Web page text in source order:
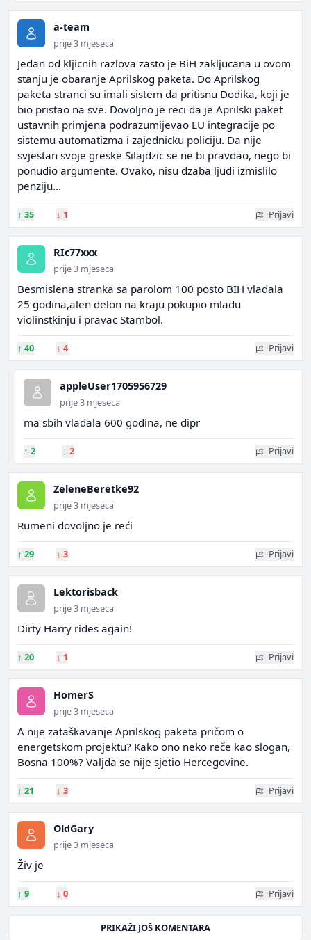
a-team
prije 3 mjeseca
Jedan od kljicnih razlova zasto je BiH zakljucana u ovom
stanju je obaranje Aprilskog paketa. Do Aprilskog
paketa stranci su imali sistem da pritisnu Dodika, koji je
bio pristao na sve. Dovoljno je reci da je Aprilski paket
ustavnih primjena podrazumijevao EU integracije po
sistemu automatizma i zajednicku policiju. Da nije
svjestan svoje greske Silajdzic se ne bi pravdao, nego bi
ponudio argumente. Ovako, nisu dzaba ljudi izmislilo
penziju...
↑ 35 ↓ 1 Prijavi
RIc77xxx
prije 3 mjeseca
Besmislena stranka sa parolom 100 posto BIH vladala
25 godina,alen delon na kraju pokupio mladu
violinstkinju i pravac Stambol.
↑ 40 ↓ 4 Prijavi
appleUser1705956729
prije 3 mjeseca
ma sbih vladala 600 godina, ne dipr
↑ 2 ↓ 2 Prijavi
ZeleneBeretke92
prije 3 mjeseca
Rumeni dovoljno je reći
↑ 29 ↓ 3 Prijavi
Lektorisback
prije 3 mjeseca
Dirty Harry rides again!
↑ 20 ↓ 1 Prijavi
HomerS
prije 3 mjeseca
A nije zataškavanje Aprilskog paketa pričom o
energetskom projektu? Kako ono neko reče kao slogan,
Bosna 100%? Valjda se nije sjetio Hercegovine.
↑ 21 ↓ 3 Prijavi
OldGary
prije 3 mjeseca
Živ je
↑ 9 ↓ 0 Prijavi
PRIKAŽI JOŠ KOMENTARA